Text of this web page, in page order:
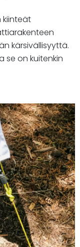
kiinteät
kärsivällisyyttä.
se on kuitenkin